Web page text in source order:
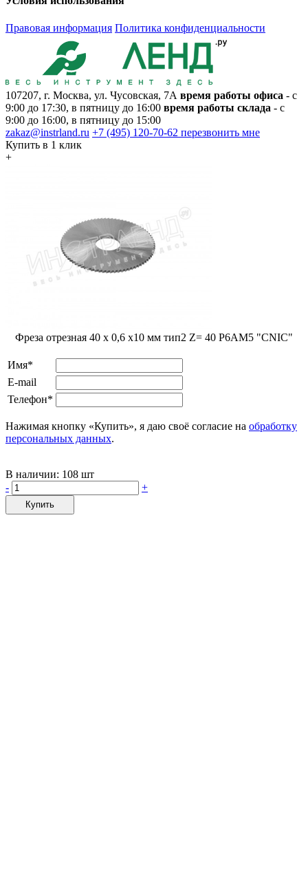
Правовая информация Политика конфиденциальности
107207, г. Москва, ул. Чусовская, 7А время работы офиса - с
9:00 до 17:30, в пятницу до 16:00 время работы склада - с
9:00 до 16:00, в пятницу до 15:00
zakaz@instrland.ru +7 (495) 120-70-62 перезвонить мне
Купить в 1 клик
+
Фреза отрезная 40 x 0,6 x10 мм тип2 Z= 40 Р6АМ5 "CNIC"
Имя*
E-mail
Телефон*
Нажимая кнопку «Купить», я даю своё согласие на обработку
персональных данных.
В наличии: 108 шт
-
+
Купить